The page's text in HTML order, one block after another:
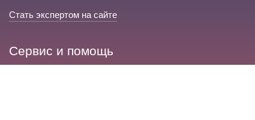
Стать экспертом на сайте
Сервис и помощь